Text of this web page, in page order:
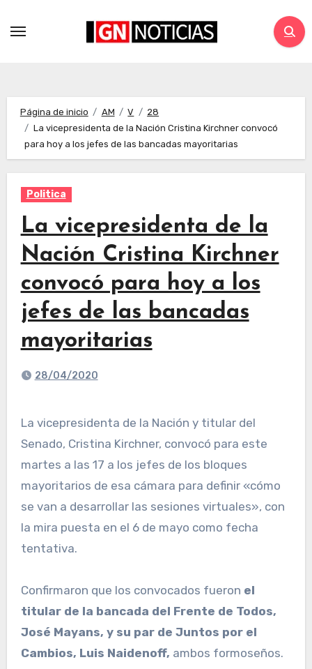
Página de inicio AM V
28
La vicepresidenta de la Nación Cristina Kirchner convocó
para hoy a los jefes de las bancadas mayoritarias
Politica
La vicepresidenta de la
Nación Cristina Kirchner
convocó para hoy a los
jefes de las bancadas
mayoritarias
28/04/2020
La vicepresidenta de la Nación y titular del
Senado, Cristina Kirchner, convocó para este
martes a las 17 a los jefes de los bloques
mayoritarios de esa cámara para definir «cómo
se van a desarrollar las sesiones virtuales», con
la mira puesta en el 6 de mayo como fecha
tentativa.
Confirmaron que los convocados fueron el
titular de la bancada del Frente de Todos,
José Mayans, y su par de Juntos por el
Cambios, Luis Naidenoff, ambos formoseños.